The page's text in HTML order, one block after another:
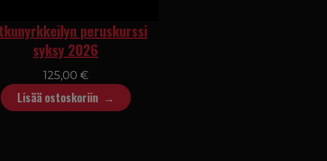
peruskurssi
syksy 2026
125,00 €
Lisää ostoskoriin